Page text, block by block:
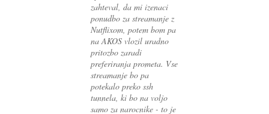
zahteval, da mi izenaci
ponudbo za streamanje z
Nutflixom, potem bom pa
na AKOS vlozil uradno
pritozbo zaradi
preferiranja prometa. Vse
streamanje bo pa
potekalo preko ssh
tunnela, ki bo na voljo
samo za narocnike - to je